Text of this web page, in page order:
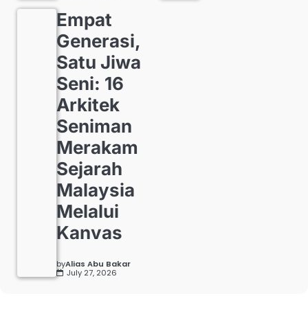
Empat
Generasi,
Satu Jiwa
Seni: 16
Arkitek
Seniman
Merakam
Sejarah
Malaysia
Melalui
Kanvas
byAlias Abu Bakar
July 27, 2026